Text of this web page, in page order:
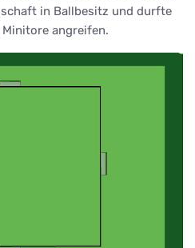
in Ballbesitz und durfte
angreifen.